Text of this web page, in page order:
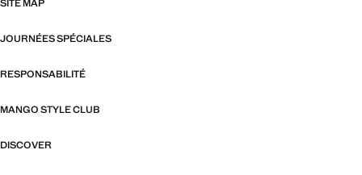
SITE MAP
JOURNÉES SPÉCIALES
RESPONSABILITÉ
MANGO STYLE CLUB
DISCOVER